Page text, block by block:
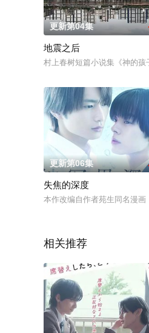
更新第04集
地震之后
村上春树短篇小说集《神的孩
更新第06集
失焦的深度
本作改编自作者苑生同名漫
相关推荐